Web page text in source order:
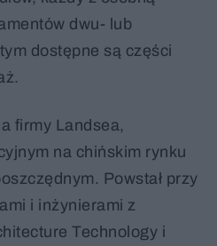
dwu- lub
dostępne są części
firmy Landsea,
na chińskim rynku
Powstał przy
i inżynierami z
Technology i